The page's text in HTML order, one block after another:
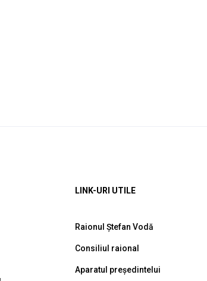
LINK-URI UTILE
Raionul Ștefan Vodă
Consiliul raional
Aparatul președintelui